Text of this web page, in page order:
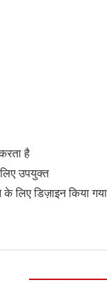
है
उपयुक्त
के लिए डिज़ाइन किया गया